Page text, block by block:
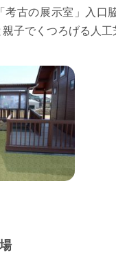
考古の展示室」入口
子でくつろげる人